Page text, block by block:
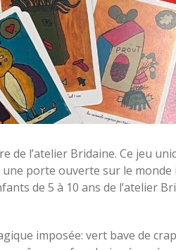
de l’atelier Bridaine. Ce jeu
porte ouverte sur le monde
de 5 à 10 ans de l’atelier
imposée: vert bave de